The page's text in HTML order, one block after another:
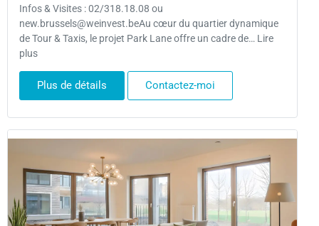
Infos & Visites : 02/318.18.08 ou
new.brussels@weinvest.beAu cœur du quartier dynamique
de Tour & Taxis, le projet Park Lane offre un cadre de… Lire
plus
Plus de détails Contactez-moi